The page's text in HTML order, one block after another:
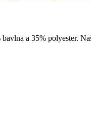
a 35% polyester.